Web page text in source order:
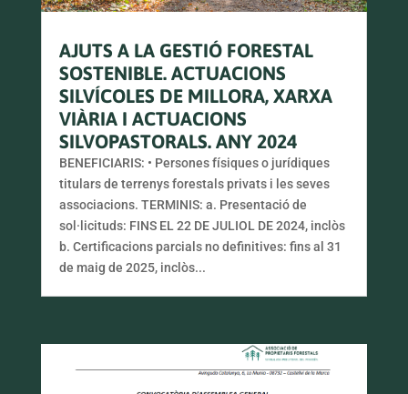
AJUTS A LA GESTIÓ FORESTAL
SOSTENIBLE. ACTUACIONS
SILVÍCOLES DE MILLORA, XARXA
VIÀRIA I ACTUACIONS
SILVOPASTORALS. ANY 2024
BENEFICIARIS: • Persones físiques o jurídiques
titulars de terrenys forestals privats i les seves
associacions. TERMINIS: a. Presentació de
sol·licituds: FINS EL 22 DE JULIOL DE 2024, inclòs
b. Certificacions parcials no definitives: fins al 31
de maig de 2025, inclòs...